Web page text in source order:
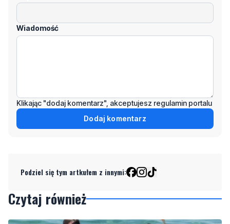
Wiadomość
Klikając "dodaj komentarz", akceptujesz regulamin portalu
Dodaj komentarz
Podziel się tym artkułem z innymi:
Czytaj również